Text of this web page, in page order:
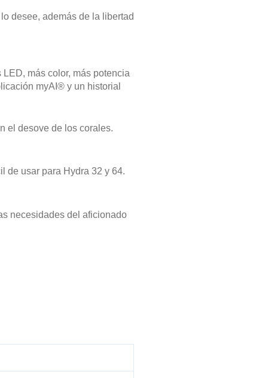
desee, además de la libertad
más color, más potencia
myAI® y un historial
el desove de los corales.
de usar para Hydra 32 y 64.
necesidades del aficionado